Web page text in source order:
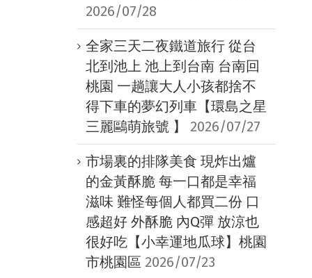
2026/07/28
全家三天二夜鐵道旅行 從台
北到池上 池上到台南 台南回
桃園 一趟讓大人小孩都捨不
得下車的夢幻列車【環島之星
三麗鷗萌旅號 】
2026/07/27
市場裏的排隊美食 現炸出爐
的金黃酥脆 每一口都是幸福
滋味 難怪每個人都買二份 口
感超好 外酥脆 內Q彈 放涼也
很好吃【小幸運地瓜球】桃園
市桃園區 2026/07/23